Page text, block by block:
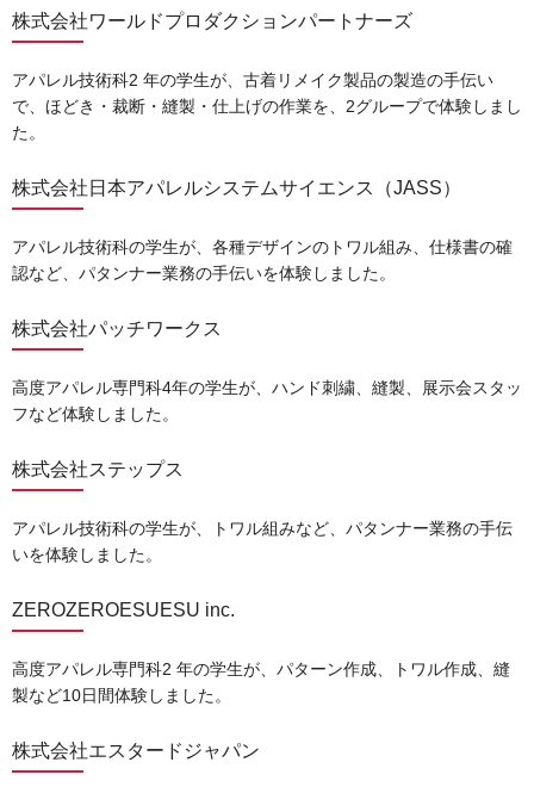
株式会社ワールドプロダクションパートナーズ
アパレル技術科2 年の学生が、古着リメイク製品の製造の手伝い
で、ほどき・裁断・縫製・仕上げの作業を、2グループで体験しまし
た。
株式会社日本アパレルシステムサイエンス（JASS）
アパレル技術科の学生が、各種デザインのトワル組み、仕様書の確
認など、パタンナー業務の手伝いを体験しました。
株式会社パッチワークス
高度アパレル専門科4年の学生が、ハンド刺繍、縫製、展示会スタッ
フなど体験しました。
株式会社ステップス
アパレル技術科の学⽣が、トワル組みなど、パタンナー業務の⼿伝
いを体験しました。
ZEROZEROESUESU inc.
高度アパレル専門科2 年の学生が、パターン作成、トワル作成、縫
製など10日間体験しました。
株式会社エスタードジャパン